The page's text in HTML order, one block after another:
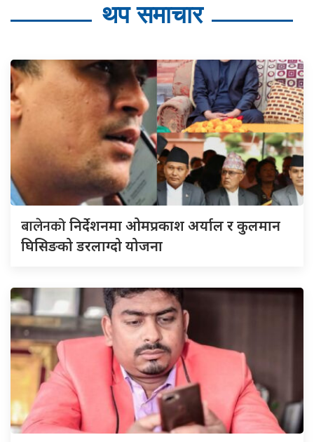
थप समाचार
बालेनकोनिर्देशनमा ओमप्रकाश अर्याल र कुलमान
घिसिङको डरलाग्दो योजना